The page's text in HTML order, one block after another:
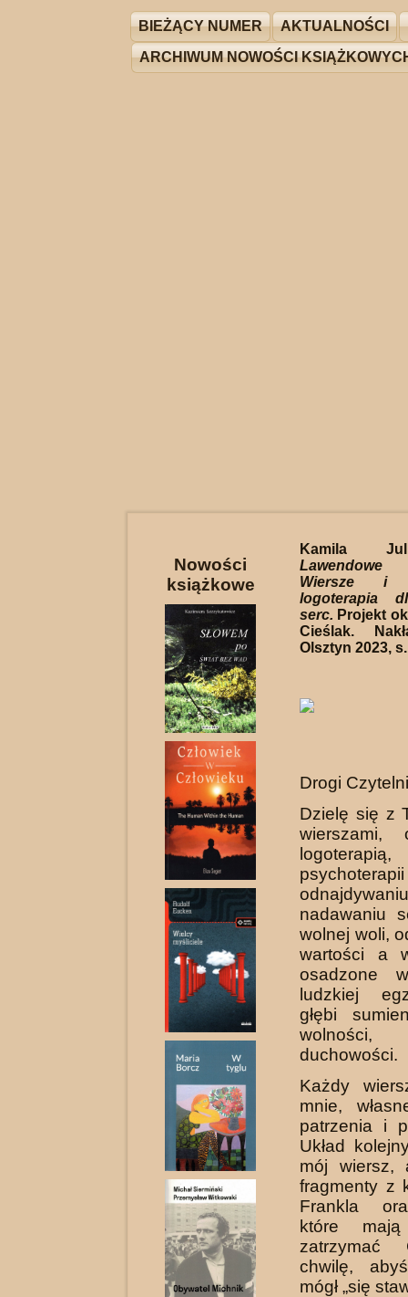
BIEŻĄCY NUMER AKTUALNOŚCI
ARCHIWUM NOWOŚCI
Nowości
książkowe
Kamila
Lawendowe
Wiersze i
logoterapia
serc. Projekt
Cieślak.
Olsztyn 2023,
Drogi
Dzielę się z
wierszami,
nadawaniu
wolnej woli,
wartości a
osadzone
ludzkiej
głębi
duchowości.
Każdy
mnie,
patrzenia i
Układ
mój wiersz,
fragmenty z
Frankla
które
zatrzymać
chwilę,
mógł „się